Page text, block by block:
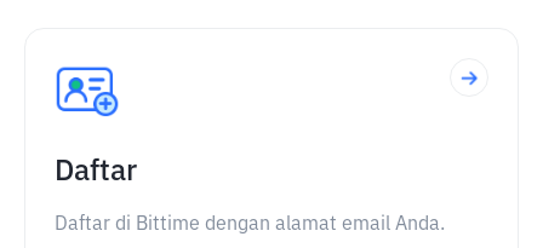
Daftar
Daftar di Bittime dengan alamat email Anda.